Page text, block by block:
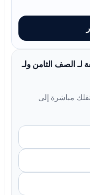
الصف الثامن ولـ
مباشرة إلى